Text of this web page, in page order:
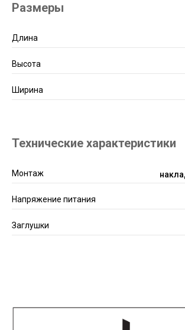
Размеры
Длина
Высота
Ширина
Технические характеристики
Монтаж
Напряжение питания
Заглушки